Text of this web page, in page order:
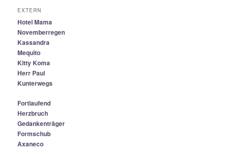
EXTERN
Hotel Mama
Novemberregen
Kassandra
Mequito
Kitty Koma
Herr Paul
Kunterwegs
Fortlaufend
Herzbruch
Gedankenträger
Formschub
Axaneco